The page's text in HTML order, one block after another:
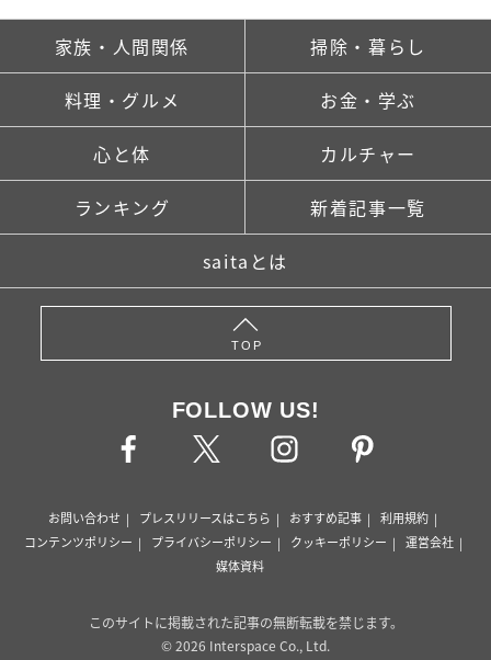
家族・人間関係 掃除・暮らし
料理・グルメ お金・学ぶ
心と体 カルチャー
ランキング 新着記事一覧
saitaとは
TOP
FOLLOW US!
お問い合わせ プレスリリースはこちら おすすめ記事
利用規約
コンテンツポリシー
プライバシーポリシー クッキーポリシー
運営会社
媒体資料
このサイトに掲載された記事の無断転載を禁じます。
© 2026 Interspace Co., Ltd.